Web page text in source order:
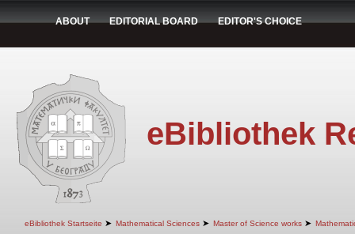
ABOUT EDITORIAL BOARD EDITOR'S CHOICE
eBibliothek
eBibliothek Startseite ➤ Mathematical Sciences ➤ Master of Science works ➤